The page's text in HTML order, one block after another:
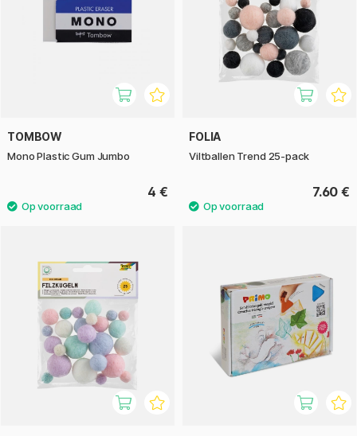
TOMBOW
Mono Plastic Gum Jumbo
4 €
FOLIA
Viltballen Trend 25-pack
7.60 €